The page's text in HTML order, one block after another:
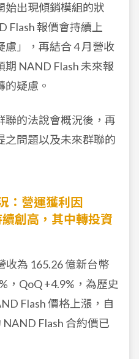
始出現傾銷模組的狀
Flash 報價會持續上
」，再結合 4 月營收
NAND Flash 未來報
疑慮。
聯的法說會概況後，再
之問題以及未來群聯的
：營運獲利因
創高，其中轉投資
收為 165.26 億新台幣
，QoQ +4.9%，為歷史
Flash 價格上漲，自
Flash 合約價已